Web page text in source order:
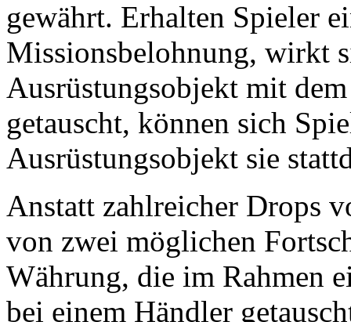
gewährt. Erhalten Spieler
Missionsbelohnung, wirkt
Ausrüstungsobjekt mit
getauscht, können sich
Ausrüstungsobjekt sie
Anstatt zahlreicher Drops
von zwei möglichen
Währung, die im Rahmen
bei einem Händler